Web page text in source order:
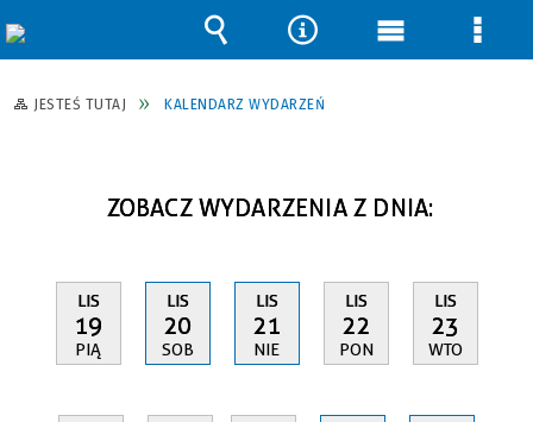
JESTEŚ TUTAJ KALENDARZ WYDARZEŃ
ZOBACZ WYDARZENIA Z DNIA:
LIS
19
PIĄ
LIS
20
SOB
LIS
21
NIE
LIS
22
PON
LIS
23
WTO
Wyszukiwarka
Narzędzia
Menu Menu